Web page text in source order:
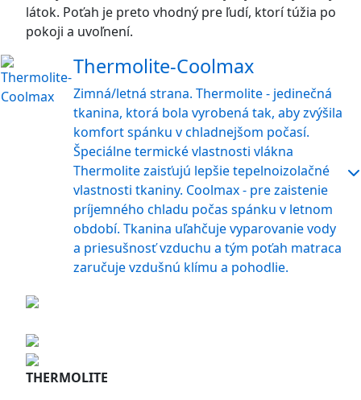
látok. Poťah je preto vhodný pre ľudí, ktorí túžia po
pokoji a uvoľnení.
Thermolite-Coolmax
Zimná/letná strana. Thermolite - jedinečná
tkanina, ktorá bola vyrobená tak, aby zvýšila
komfort spánku v chladnejšom počasí.
Špeciálne termické vlastnosti vlákna
Thermolite zaisťujú lepšie tepelnoizolačné
vlastnosti tkaniny. Coolmax - pre zaistenie
príjemného chladu počas spánku v letnom
období. Tkanina uľahčuje vyparovanie vody
a priesušnosť vzduchu a tým poťah matraca
zaručuje vzdušnú klímu a pohodlie.
THERMOLITE